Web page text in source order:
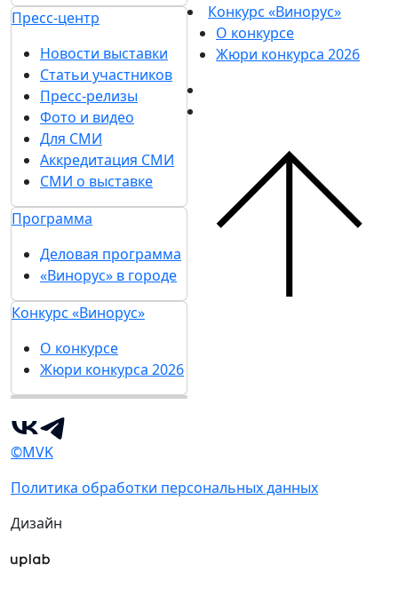
Пресс-центр
Новости выставки
Статьи участников
Пресс-релизы
Фото и видео
Для СМИ
Аккредитация СМИ
СМИ о выставке
Программа
Деловая программа
«Винорус» в городе
Конкурс «Винорус»
О конкурсе
Жюри конкурса 2026
Конкурс «Винорус»
О конкурсе
Жюри конкурса 2026
©MVK
Политика обработки персональных данных
Дизайн